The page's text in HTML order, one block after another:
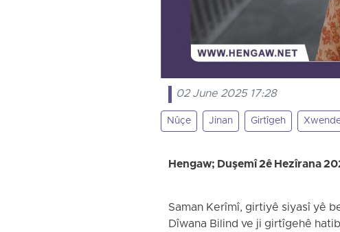
02 June 2025 17:28
Nûçe Jinan Girtîgeh
Hengaw; Duşemî 2ê Hezîrana
Saman Kerîmî, girtiyê siyasî yê
Dîwana Bilind ve ji girtîgehê